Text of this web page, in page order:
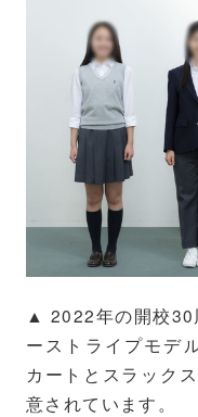
▲ 2022年の開校30
ーストライプモデ
カートとスラック
意されています。